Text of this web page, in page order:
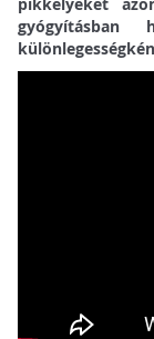
pikkelyeket